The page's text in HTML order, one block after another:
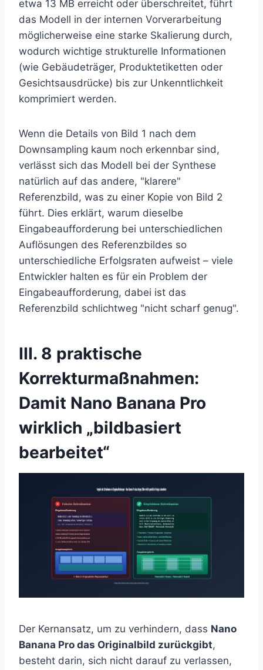
etwa 13 MB erreicht oder überschreitet, führt
das Modell in der internen Vorverarbeitung
möglicherweise eine starke Skalierung durch,
wodurch wichtige strukturelle Informationen
(wie Gebäudeträger, Produktetiketten oder
Gesichtsausdrücke) bis zur Unkenntlichkeit
komprimiert werden.
Wenn die Details von Bild 1 nach dem
Downsampling kaum noch erkennbar sind,
verlässt sich das Modell bei der Synthese
natürlich auf das andere, "klarere"
Referenzbild, was zu einer Kopie von Bild 2
führt. Dies erklärt, warum dieselbe
Eingabeaufforderung bei unterschiedlichen
Auflösungen des Referenzbildes so
unterschiedliche Erfolgsraten aufweist – viele
Entwickler halten es für ein Problem der
Eingabeaufforderung, dabei ist das
Referenzbild schlichtweg "nicht scharf genug".
III. 8 praktische
Korrekturmaßnahmen:
Damit Nano Banana Pro
wirklich „bildbasiert
bearbeitet“
Der Kernansatz, um zu verhindern, dass Nano
Banana Pro das Originalbild zurückgibt,
besteht darin, sich nicht darauf zu verlassen,